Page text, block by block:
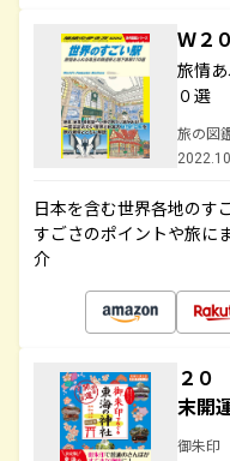
Ｗ２
旅情
０選
旅の図
日本を含む世界各地のす
すごさのポイントや旅に
介
２０
末開
御朱印